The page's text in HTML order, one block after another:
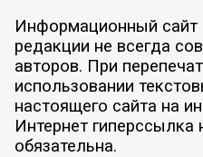
Информационный сайт
редакции не всегда
авторов. При
использовании
настоящего сайта на
Интернет гиперссылка
обязательна.